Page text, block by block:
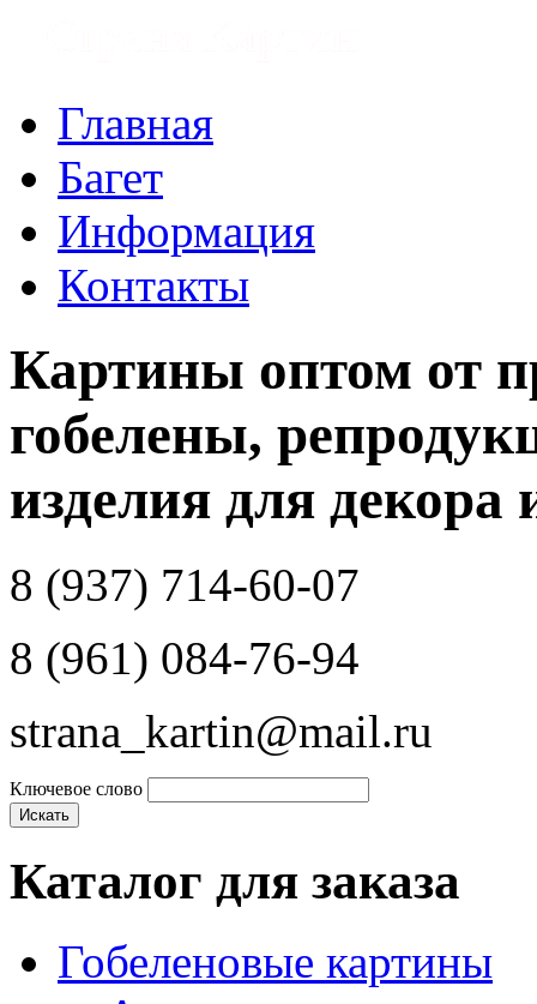
Главная
Багет
Информация
Контакты
Картины оптом от
гобелены,
изделия для декора
8 (937) 714-60-07
8 (961) 084-76-94
strana_kartin@mail.ru
Ключевое слово
Каталог для заказа
Гобеленовые картины